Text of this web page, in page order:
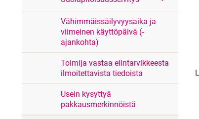
Vähimmäissäilyvyysaika ja
viimeinen käyttöpäivä (-
ajankohta)
Toimija vastaa elintarvikkeesta
ilmoitettavista tiedoista
Usein kysyttyä
pakkausmerkinnöistä